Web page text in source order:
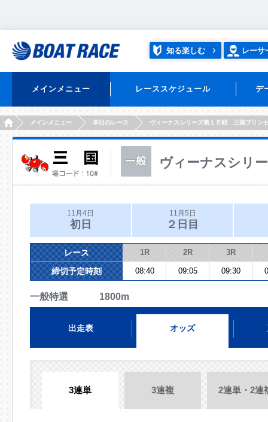
知る楽しむ レーサ
メインメニュー レーススケジュール デ
HOMEメインメニュー 本日のレース ヴィーナスシリーズ第１５戦 三国プリン
ヴィーナスシリ
11月4日
初日
11月5日
２日目
レース 1R 2R 3R
締切予定時刻 08:40 09:05 09:30
一般特選 1800m
出走表 オッズ
3連単 3連複 2連単・2連